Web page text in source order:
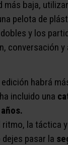
más baja,
pelota de
y los
conversación y
habrá
incluido una
ritmo, la táctica
pasar la